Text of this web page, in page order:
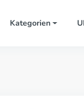
Kategorien